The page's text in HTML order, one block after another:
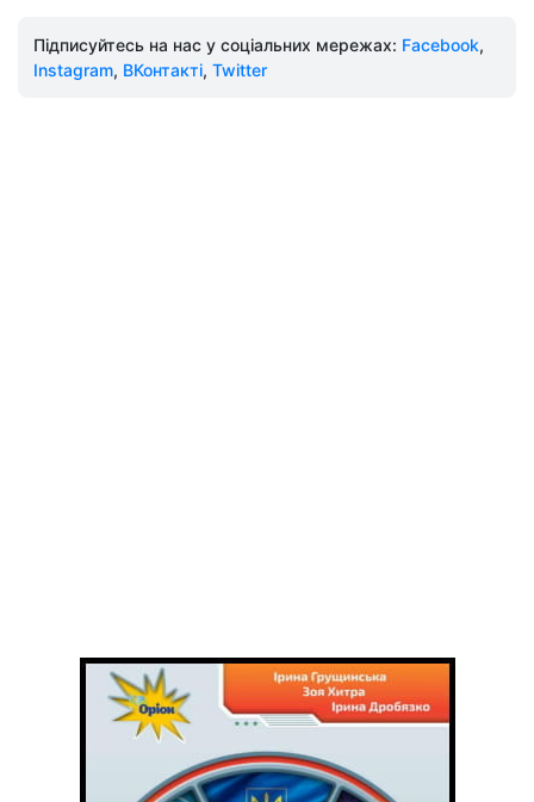
Підписуйтесь на нас у соціальних мережах: Facebook,
Instagram, ВКонтакті, Twitter